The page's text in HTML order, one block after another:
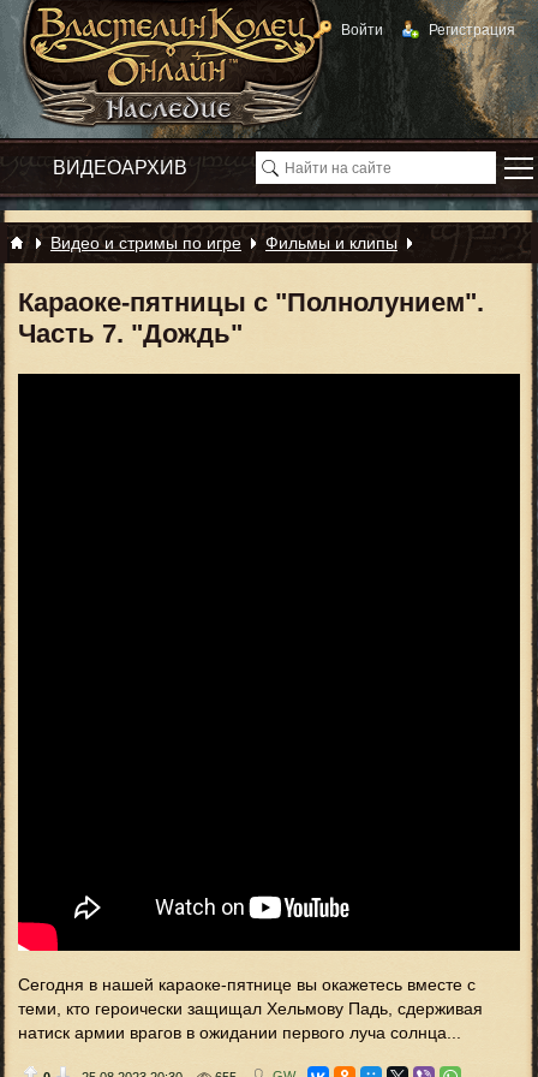
Войти Регистрация
Видео и стримы по игре Фильмы и клипы
Караоке-пятницы с "Полнолунием".
Часть 7. "Дождь"
Сегодня в нашей караоке-пятнице вы окажетесь вместе с
теми, кто героически защищал Хельмову Падь, сдерживая
натиск армии врагов в ожидании первого луча солнца...